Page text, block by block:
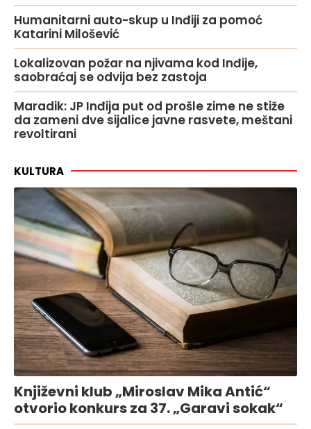
Humanitarni auto-skup u Inđiji za pomoć
Katarini Milošević
Lokalizovan požar na njivama kod Inđije,
saobraćaj se odvija bez zastoja
Maradik: JP Inđija put od prošle zime ne stiže
da zameni dve sijalice javne rasvete, meštani
revoltirani
KULTURA
Književni klub „Miroslav Mika Antić“
otvorio konkurs za 37. „Garavi sokak“